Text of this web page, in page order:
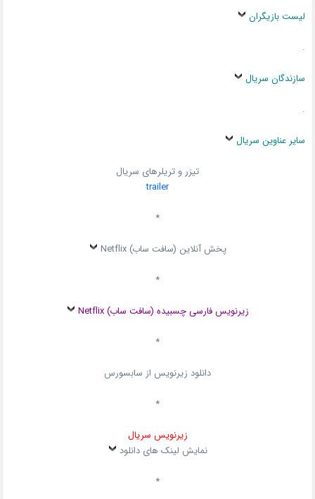
لیست بازیگران
.
سازندگان سریال
.
سایر عناوین سریال
تیزر و تریلرهای سریال
trailer
*
پخش آنلاین (سافت ساب) Netflix
*
زیرنویس فارسی چسبیده (سافت ساب) Netflix
*
دانلود زیرنویس از سابسورس
*
زیرنویس سریال
نمایش لینک های دانلود
*